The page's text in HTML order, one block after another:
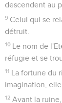
descendent au
9 Celui qui se
détruit.
10 Le nom de
réfugie et se
11 La fortune du
imagination,
12 Avant la